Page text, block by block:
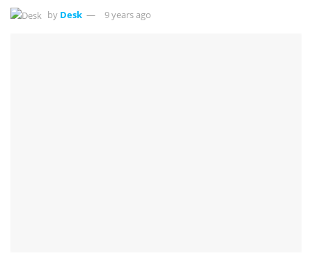
by Desk 9 years ago